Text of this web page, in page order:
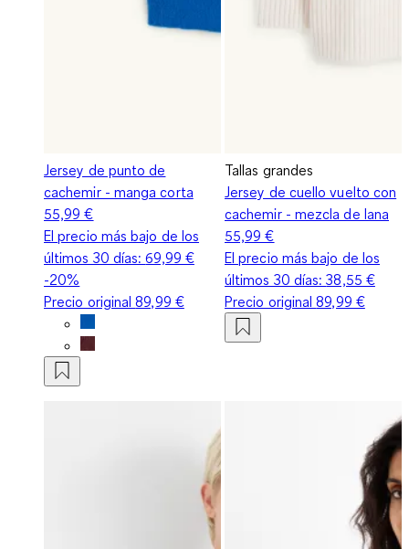
Jersey de punto de
cachemir - manga corta
55,99 €
El precio más bajo de los
últimos 30 días:69,99 €
-20%
Precio original89,99 €
Tallas grandes
Jersey de cuello vuelto con
cachemir - mezcla de lana
55,99 €
El precio más bajo de los
últimos 30 días:38,55 €
Precio original89,99 €